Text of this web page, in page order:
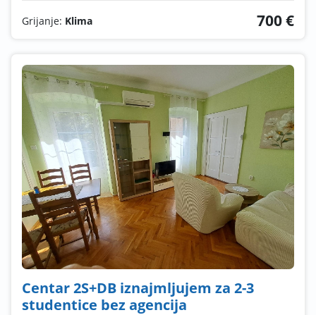
Grijanje: Klima 700 €
Centar 2S+DB iznajmljujem za 2-3
studentice bez agencija